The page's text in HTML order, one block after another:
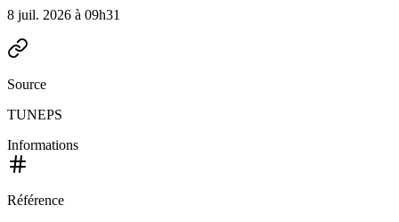
8 juil. 2026 à 09h31
Source
TUNEPS
Informations
Référence